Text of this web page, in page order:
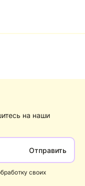
на наши
Отправить
своих